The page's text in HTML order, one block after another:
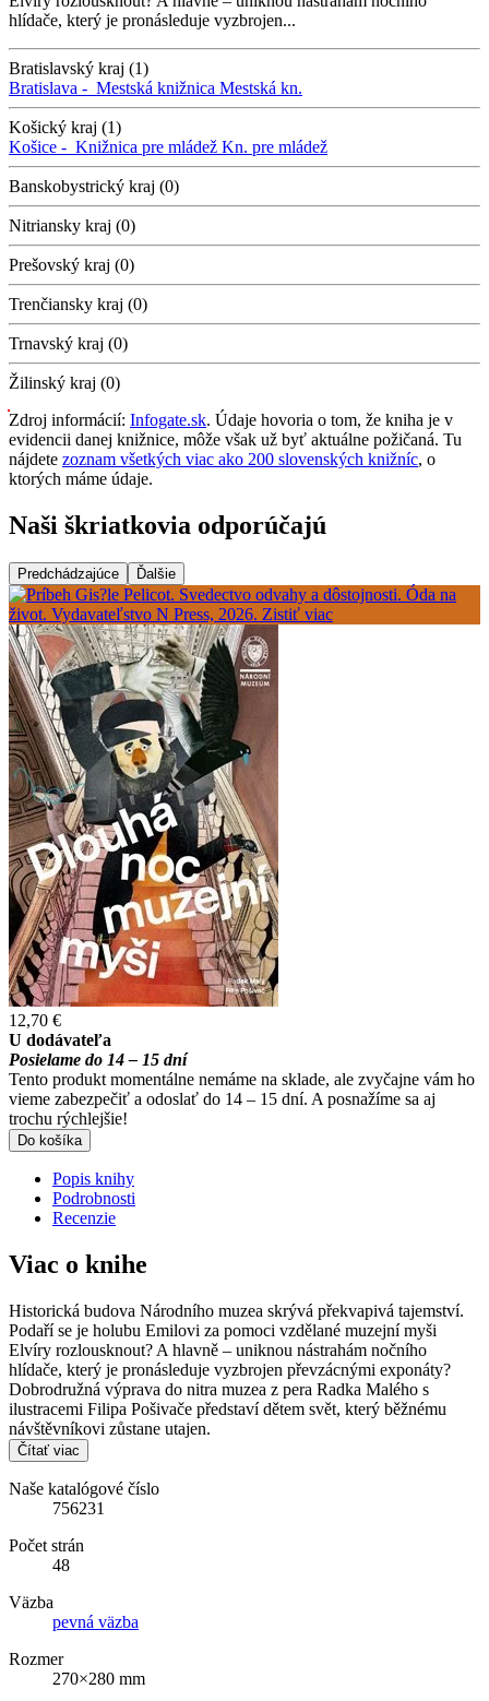
hlídače, který je pronásleduje vyzbrojen...
Bratislavský kraj (1)
Bratislava - Mestská knižnica Mestská kn.
Košický kraj (1)
Košice - Knižnica pre mládež Kn. pre mládež
Banskobystrický kraj (0)
Nitriansky kraj (0)
Prešovský kraj (0)
Trenčiansky kraj (0)
Trnavský kraj (0)
Žilinský kraj (0)
Zdroj informácií: Infogate.sk. Údaje hovoria o tom, že kniha je v
evidencii danej knižnice, môže však už byť aktuálne požičaná. Tu
nájdete zoznam všetkých viac ako 200 slovenských knižníc, o
ktorých máme údaje.
Naši škriatkovia odporúčajú
Predchádzajúce Ďalšie
12,70 €
U dodávateľa
Posielame do 14 – 15 dní
Tento produkt momentálne nemáme na sklade, ale zvyčajne vám ho
vieme zabezpečiť a odoslať do 14 – 15 dní. A posnažíme sa aj
trochu rýchlejšie!
Do košíka
Popis knihy
Podrobnosti
Recenzie
Viac o knihe
Historická budova Národního muzea skrývá překvapivá tajemství.
Podaří se je holubu Emilovi za pomoci vzdělané muzejní myši
Elvíry rozlousknout? A hlavně – uniknou nástrahám nočního
hlídače, který je pronásleduje vyzbrojen převzácnými exponáty?
Dobrodružná výprava do nitra muzea z pera Radka Malého s
ilustracemi Filipa Pošivače představí dětem svět, který běžnému
návštěvníkovi zůstane utajen.
Čítať viac
Naše katalógové číslo
756231
Počet strán
48
Väzba
pevná väzba
Rozmer
270×280 mm